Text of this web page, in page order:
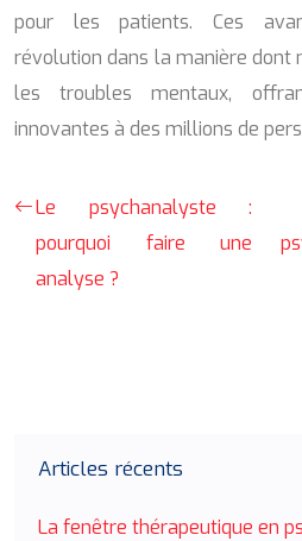
pour les patients. Ces
révolution dans la manière dont
les troubles mentaux,
innovantes à des millions de
Le psychanalyste :
pourquoi faire une
analyse ?
Articles récents
La fenêtre thérapeutique en